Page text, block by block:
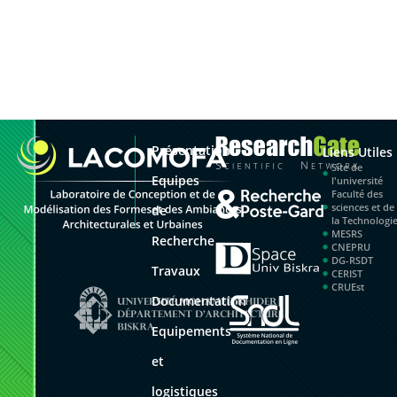
Présentation
Equipes
de
Recherche
Travaux
Documentation
Equipements
et
logistiques
Liens Utiles
Site de
l'université
Faculté des
sciences et de
la Technologie
MESRS
CNEPRU
DG-RSDT
CERIST
CRUEst